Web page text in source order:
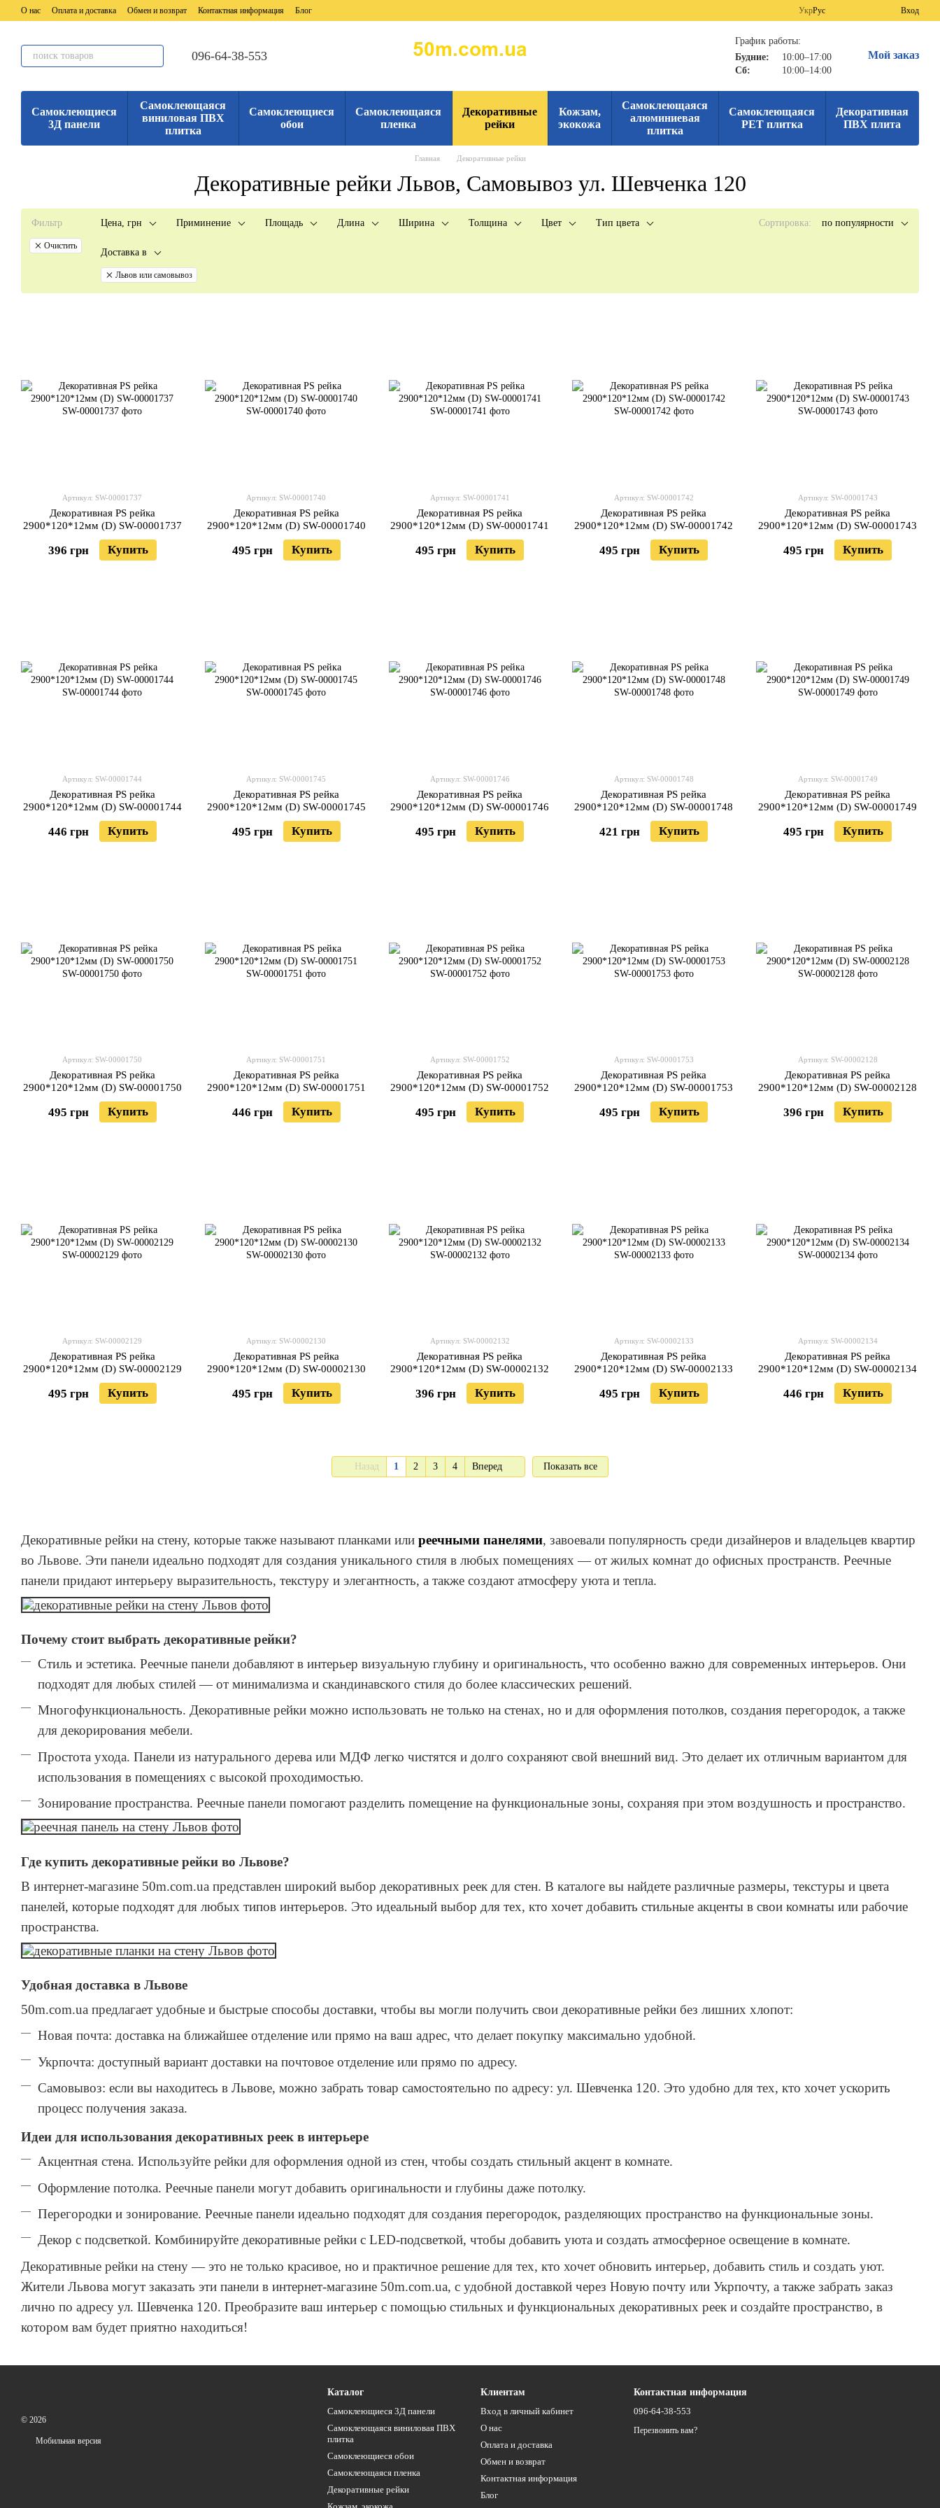
Перейти к основному контенту
О нас Оплата и доставка Обмен и возврат Контактная информация Блог УкрРус Вход
096-64-38-553
График работы:
Будние:
10:00–17:00
Сб:
10:00–14:00
Мой заказ
Самоклеющиеся
3Д панели
Самоклеющаяся
виниловая ПВХ
плитка
Самоклеющиеся
обои
Самоклеющаяся
пленка
Декоративные
рейки
Кожзам,
экокожа
Самоклеющаяся
алюминиевая
плитка
Самоклеющаяся
PET плитка
Декоративная
ПВХ плита
Главная Декоративные рейки
Декоративные рейки Львов, Самовывоз ул. Шевченка 120
Фильтр
Очистить
Цена, грн Приминение Площадь Длина Ширина Толщина Цвет Тип цвета
Доставка в
Львов или самовывоз
Сортировка: по популярности
Декоративные рейки на стену, которые также называют планками или реечными панелями, завоевали популярность среди дизайнеров и владельцев квартир
во Львове. Эти панели идеально подходят для создания уникального стиля в любых помещениях — от жилых комнат до офисных пространств. Реечные
панели придают интерьеру выразительность, текстуру и элегантность, а также создают атмосферу уюта и тепла.
Почему стоит выбрать декоративные рейки?
Стиль и эстетика. Реечные панели добавляют в интерьер визуальную глубину и оригинальность, что особенно важно для современных интерьеров. Они
подходят для любых стилей — от минимализма и скандинавского стиля до более классических решений.
Многофункциональность. Декоративные рейки можно использовать не только на стенах, но и для оформления потолков, создания перегородок, а также
для декорирования мебели.
Простота ухода. Панели из натурального дерева или МДФ легко чистятся и долго сохраняют свой внешний вид. Это делает их отличным вариантом для
использования в помещениях с высокой проходимостью.
Зонирование пространства. Реечные панели помогают разделить помещение на функциональные зоны, сохраняя при этом воздушность и пространство.
Где купить декоративные рейки во Львове?
В интернет-магазине 50m.com.ua представлен широкий выбор декоративных реек для стен. В каталоге вы найдете различные размеры, текстуры и цвета
панелей, которые подходят для любых типов интерьеров. Это идеальный выбор для тех, кто хочет добавить стильные акценты в свои комнаты или рабочие
пространства.
Удобная доставка в Львове
50m.com.ua предлагает удобные и быстрые способы доставки, чтобы вы могли получить свои декоративные рейки без лишних хлопот:
Новая почта: доставка на ближайшее отделение или прямо на ваш адрес, что делает покупку максимально удобной.
Укрпочта: доступный вариант доставки на почтовое отделение или прямо по адресу.
Самовывоз: если вы находитесь в Львове, можно забрать товар самостоятельно по адресу: ул. Шевченка 120. Это удобно для тех, кто хочет ускорить
процесс получения заказа.
Идеи для использования декоративных реек в интерьере
Акцентная стена. Используйте рейки для оформления одной из стен, чтобы создать стильный акцент в комнате.
Оформление потолка. Реечные панели могут добавить оригинальности и глубины даже потолку.
Перегородки и зонирование. Реечные панели идеально подходят для создания перегородок, разделяющих пространство на функциональные зоны.
Декор с подсветкой. Комбинируйте декоративные рейки с LED-подсветкой, чтобы добавить уюта и создать атмосферное освещение в комнате.
Декоративные рейки на стену — это не только красивое, но и практичное решение для тех, кто хочет обновить интерьер, добавить стиль и создать уют.
Жители Львова могут заказать эти панели в интернет-магазине 50m.com.ua, с удобной доставкой через Новую почту или Укрпочту, а также забрать заказ
лично по адресу ул. Шевченка 120. Преобразите ваш интерьер с помощью стильных и функциональных декоративных реек и создайте пространство, в
котором вам будет приятно находиться!
Артикул: SW-00001737
Декоративная PS рейка
2900*120*12мм (D) SW-00001737
396 грн Купить
Артикул: SW-00001740
Декоративная PS рейка
2900*120*12мм (D) SW-00001740
495 грн Купить
Артикул: SW-00001741
Декоративная PS рейка
2900*120*12мм (D) SW-00001741
495 грн Купить
Артикул: SW-00001742
Декоративная PS рейка
2900*120*12мм (D) SW-00001742
495 грн Купить
Артикул: SW-00001743
Декоративная PS рейка
2900*120*12мм (D) SW-00001743
495 грн Купить
Артикул: SW-00001744
Декоративная PS рейка
2900*120*12мм (D) SW-00001744
446 грн Купить
Артикул: SW-00001745
Декоративная PS рейка
2900*120*12мм (D) SW-00001745
495 грн Купить
Артикул: SW-00001746
Декоративная PS рейка
2900*120*12мм (D) SW-00001746
495 грн Купить
Артикул: SW-00001748
Декоративная PS рейка
2900*120*12мм (D) SW-00001748
421 грн Купить
Артикул: SW-00001749
Декоративная PS рейка
2900*120*12мм (D) SW-00001749
495 грн Купить
Артикул: SW-00001750
Декоративная PS рейка
2900*120*12мм (D) SW-00001750
495 грн Купить
Артикул: SW-00001751
Декоративная PS рейка
2900*120*12мм (D) SW-00001751
446 грн Купить
Артикул: SW-00001752
Декоративная PS рейка
2900*120*12мм (D) SW-00001752
495 грн Купить
Артикул: SW-00001753
Декоративная PS рейка
2900*120*12мм (D) SW-00001753
495 грн Купить
Артикул: SW-00002128
Декоративная PS рейка
2900*120*12мм (D) SW-00002128
396 грн Купить
Артикул: SW-00002129
Декоративная PS рейка
2900*120*12мм (D) SW-00002129
495 грн Купить
Артикул: SW-00002130
Декоративная PS рейка
2900*120*12мм (D) SW-00002130
495 грн Купить
Артикул: SW-00002132
Декоративная PS рейка
2900*120*12мм (D) SW-00002132
396 грн Купить
Артикул: SW-00002133
Декоративная PS рейка
2900*120*12мм (D) SW-00002133
495 грн Купить
Артикул: SW-00002134
Декоративная PS рейка
2900*120*12мм (D) SW-00002134
446 грн Купить
Назад 1 2 3 4 Вперед Показать все
© 2026
Мобильная версия
Каталог
Самоклеющиеся 3Д панели
Самоклеющаяся виниловая ПВХ
плитка
Самоклеющиеся обои
Самоклеющаяся пленка
Декоративные рейки
Клиентам
Вход в личный кабинет
О нас
Оплата и доставка
Обмен и возврат
Контактная информация
Блог
Контактная информация
096-64-38-553
Перезвонить вам?